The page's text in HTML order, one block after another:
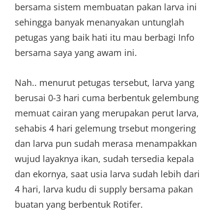
bersama sistem membuatan pakan larva ini
sehingga banyak menanyakan untunglah
petugas yang baik hati itu mau berbagi Info
bersama saya yang awam ini.
Nah.. menurut petugas tersebut, larva yang
berusai 0-3 hari cuma berbentuk gelembung
memuat cairan yang merupakan perut larva,
sehabis 4 hari gelemung trsebut mongering
dan larva pun sudah merasa menampakkan
wujud layaknya ikan, sudah tersedia kepala
dan ekornya, saat usia larva sudah lebih dari
4 hari, larva kudu di supply bersama pakan
buatan yang berbentuk Rotifer.